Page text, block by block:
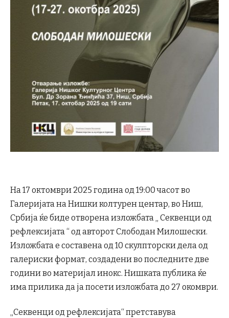
На 17 октомври 2025 година од 19:00 часот во
Галеријата на Нишки колтурен центар, во Ниш,
Србија ќе биде отворена изложбата „ Секвенци од
рефлексијата “ од авторот Слободан Милошески.
Изложбата е составена од 10 скулпторски дела од
галериски формат, создадени во последните две
години во материјал инокс. Нишката публика ќе
има прилика да ја посети изложбата до 27 окомври.
„Секвенци од рефлексијата“ претставува